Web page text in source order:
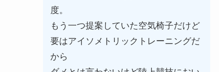
度。
もう一つ提案していた空気椅子だけど
要はアイソメトリックトレーニングだ
から